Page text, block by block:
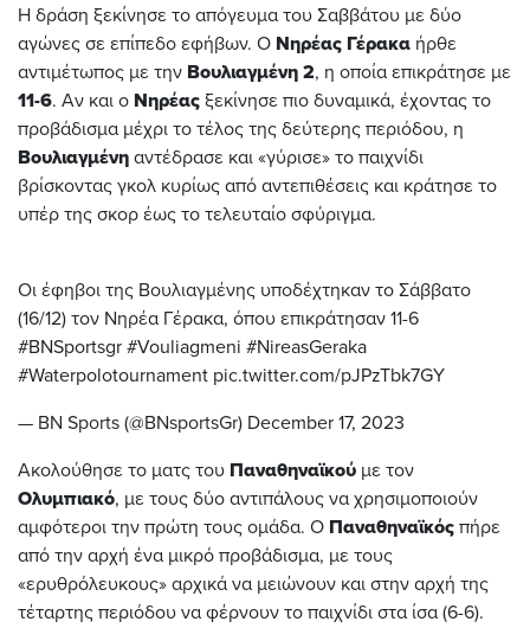
Η δράση ξεκίνησε το απόγευμα του Σαββάτου με δύο
αγώνες σε επίπεδο εφήβων. Ο Νηρέας Γέρακα ήρθε
αντιμέτωπος με την Βουλιαγμένη 2, η οποία επικράτησε με
11-6. Αν και ο Νηρέας ξεκίνησε πιο δυναμικά, έχοντας το
προβάδισμα μέχρι το τέλος της δεύτερης περιόδου, η
Βουλιαγμένη αντέδρασε και «γύρισε» το παιχνίδι
βρίσκοντας γκολ κυρίως από αντεπιθέσεις και κράτησε το
υπέρ της σκορ έως το τελευταίο σφύριγμα.
Οι έφηβοι της Βουλιαγμένης υποδέχτηκαν το Σάββατο
(16/12) τον Νηρέα Γέρακα, όπου επικράτησαν 11-6
#BNSportsgr #Vouliagmeni #NireasGeraka
#Waterpolotournament pic.twitter.com/pJPzTbk7GY
— BN Sports (@BNsportsGr) December 17, 2023
Ακολούθησε το ματς του Παναθηναϊκού με τον
Ολυμπιακό, με τους δύο αντιπάλους να χρησιμοποιούν
αμφότεροι την πρώτη τους ομάδα. Ο Παναθηναϊκός πήρε
από την αρχή ένα μικρό προβάδισμα, με τους
«ερυθρόλευκους» αρχικά να μειώνουν και στην αρχή της
τέταρτης περιόδου να φέρνουν το παιχνίδι στα ίσα (6-6).